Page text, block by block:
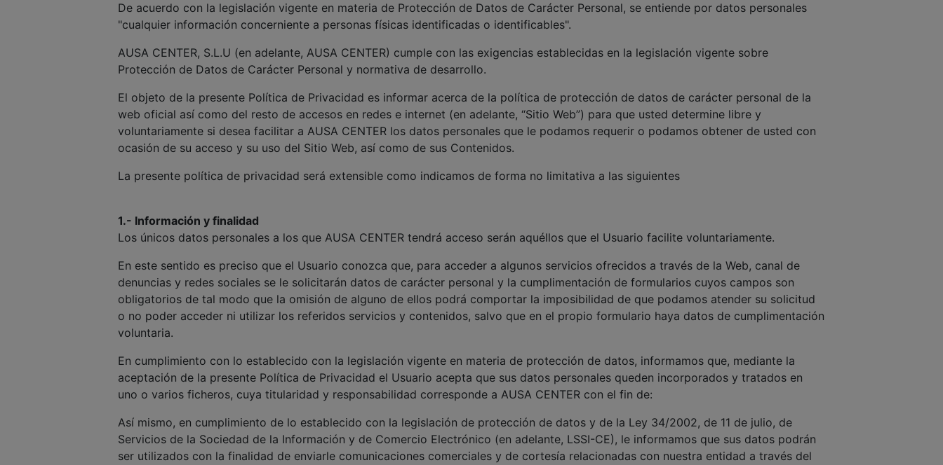
De acuerdo con la legislación vigente en materia de Protección de Datos de Carácter Personal, se entiende por datos personales
"cualquier información concerniente a personas físicas identificadas o identificables".
AUSA CENTER, S.L.U (en adelante, AUSA CENTER) cumple con las exigencias establecidas en la legislación vigente sobre
Protección de Datos de Carácter Personal y normativa de desarrollo.
El objeto de la presente Política de Privacidad es informar acerca de la política de protección de datos de carácter personal de la
web oficial así como del resto de accesos en redes e internet (en adelante, “Sitio Web”) para que usted determine libre y
voluntariamente si desea facilitar a AUSA CENTER los datos personales que le podamos requerir o podamos obtener de usted con
ocasión de su acceso y su uso del Sitio Web, así como de sus Contenidos.
La presente política de privacidad será extensible como indicamos de forma no limitativa a las siguientes
1.- Información y finalidad
Los únicos datos personales a los que AUSA CENTER tendrá acceso serán aquéllos que el Usuario facilite voluntariamente.
En este sentido es preciso que el Usuario conozca que, para acceder a algunos servicios ofrecidos a través de la Web, canal de
denuncias y redes sociales se le solicitarán datos de carácter personal y la cumplimentación de formularios cuyos campos son
obligatorios de tal modo que la omisión de alguno de ellos podrá comportar la imposibilidad de que podamos atender su solicitud
o no poder acceder ni utilizar los referidos servicios y contenidos, salvo que en el propio formulario haya datos de cumplimentación
voluntaria.
En cumplimiento con lo establecido con la legislación vigente en materia de protección de datos, informamos que, mediante la
aceptación de la presente Política de Privacidad el Usuario acepta que sus datos personales queden incorporados y tratados en
uno o varios ficheros, cuya titularidad y responsabilidad corresponde a AUSA CENTER con el fin de:
Así mismo, en cumplimiento de lo establecido con la legislación de protección de datos y de la Ley 34/2002, de 11 de julio, de
Servicios de la Sociedad de la Información y de Comercio Electrónico (en adelante, LSSI-CE), le informamos que sus datos podrán
ser utilizados con la finalidad de enviarle comunicaciones comerciales y de cortesía relacionadas con nuestra entidad a través del